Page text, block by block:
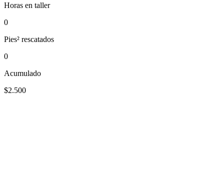
Horas en taller
0
Pies² rescatados
0
Acumulado
$2.500